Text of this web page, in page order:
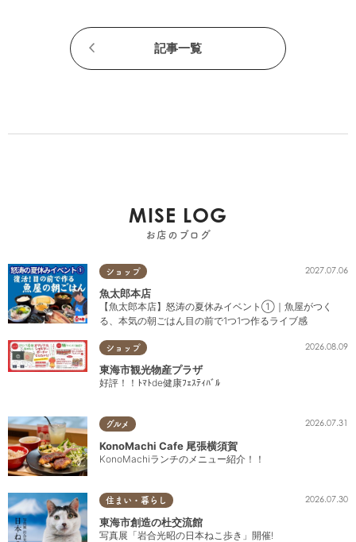
記事一覧
MISE LOG
お店のブログ
ショップ 2027.07.06
魚太郎本店
【魚太郎本店】怒涛の夏休みイベント①｜魚屋がつく
る、本気の朝ごはん目の前で1つ1つ作るライブ感
ショップ 2026.08.09
東海市観光物産プラザ
好評！！ﾄﾏﾄde健康ﾌｪｽﾃｨﾊﾞﾙ
グルメ 2026.07.31
KonoMachi Cafe 尾張横須賀
KonoMachiランチのメニュー紹介！！
住まい・暮らし 2026.07.30
東海市創造の杜交流館
写真展「岩合光昭の日本ねこ歩き」開催!